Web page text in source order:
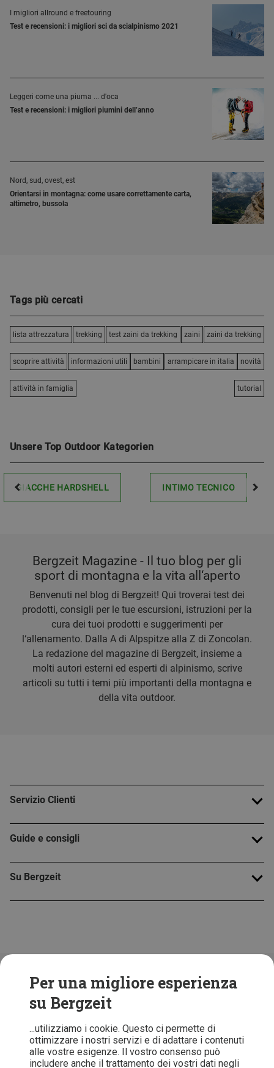
Per una migliore esperienza
su Bergzeit
...utilizziamo i cookie. Questo ci permette di
ottimizzare i nostri servizi e di adattare i contenuti
alle vostre esigenze. Il vostro consenso può
includere anche il trattamento dei vostri dati negli
I migliori allround e freetouring
Test e recensioni: i migliori sci da scialpinismo 2021
Leggeri come una piuma ... d'oca
Test e recensioni: i migliori piumini dell’anno
Nord, sud, ovest, est
Orientarsi in montagna: come usare correttamente carta,
altimetro, bussola
Tags più cercati
lista attrezzatura trekking test zaini da trekking zaini zaini da trekking
scoprire attività informazioni utili bambini arrampicare in italia novità
attività in famiglia tutorial
Unsere Top Outdoor Kategorien
GIACCHE HARDSHELL INTIMO TECNICO
Bergzeit Magazine - Il tuo blog per gli
sport di montagna e la vita all‘aperto
Benvenuti nel blog di Bergzeit! Qui troverai test dei
prodotti, consigli per le tue escursioni, istruzioni per la
cura dei tuoi prodotti e suggerimenti per
l‘allenamento. Dalla A di Alpspitze alla Z di Zoncolan.
La redazione del magazine di Bergzeit, insieme a
molti autori esterni ed esperti di alpinismo, scrive
articoli su tutti i temi più importanti della montagna e
della vita outdoor.
Servizio Clienti
Guide e consigli
Su Bergzeit